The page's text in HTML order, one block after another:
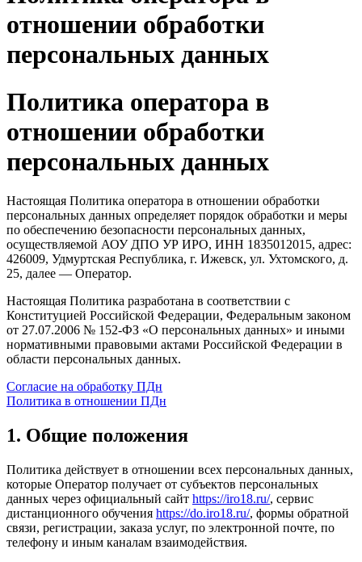
отношении обработки
персональных данных
Политика оператора в
отношении обработки
персональных данных
Настоящая Политика оператора в отношении обработки
персональных данных определяет порядок обработки и меры
по обеспечению безопасности персональных данных,
осуществляемой АОУ ДПО УР ИРО, ИНН 1835012015, адрес:
426009, Удмуртская Республика, г. Ижевск, ул. Ухтомского, д.
25, далее — Оператор.
Настоящая Политика разработана в соответствии с
Конституцией Российской Федерации, Федеральным законом
от 27.07.2006 № 152-ФЗ «О персональных данных» и иными
нормативными правовыми актами Российской Федерации в
области персональных данных.
Согласие на обработку ПДн
Политика в отношении ПДн
1. Общие положения
Политика действует в отношении всех персональных данных,
которые Оператор получает от субъектов персональных
данных через официальный сайт https://iro18.ru/, сервис
дистанционного обучения https://do.iro18.ru/, формы обратной
связи, регистрации, заказа услуг, по электронной почте, по
телефону и иным каналам взаимодействия.